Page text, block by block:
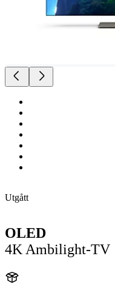
Utgått
OLED
4K Ambilight-TV